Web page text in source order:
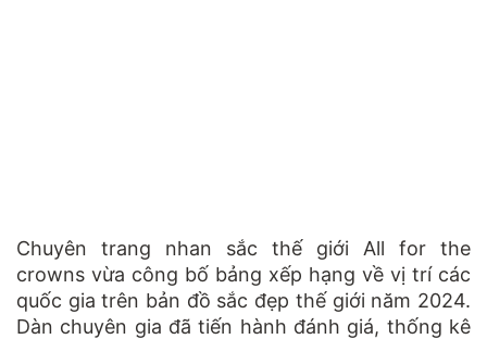
Chuyên trang nhan sắc thế giới All for the
crowns vừa công bố bảng xếp hạng về vị trí các
quốc gia trên bản đồ sắc đẹp thế giới năm 2024.
Dàn chuyên gia đã tiến hành đánh giá, thống kê